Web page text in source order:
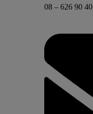
08 – 626 90 40